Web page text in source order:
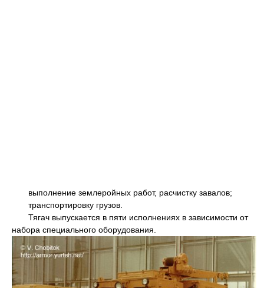
выполнение землеройных работ, расчистку завалов;
транспортировку грузов.
Тягач выпускается в пяти исполнениях в зависимости от
набора специального оборудования.